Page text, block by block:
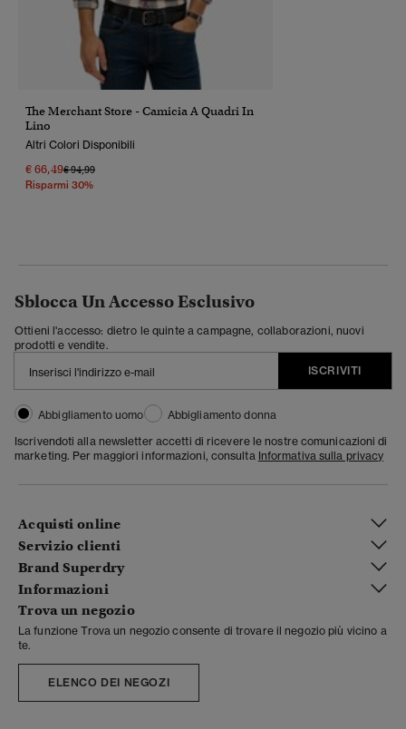
The Merchant Store - Camicia A Quadri In
Lino
Altri Colori Disponibili
€ 66,49Prezzo Ridotto Da
€ 94,99A
Risparmi 30%
Sblocca Un Accesso Esclusivo
Ottieni l'accesso: dietro le quinte a campagne, collaborazioni, nuovi
prodotti e vendite.
ISCRIVITI
Abbigliamento uomo
Abbigliamento donna
Iscrivendoti alla newsletter accetti di ricevere le nostre comunicazioni di
marketing. Per maggiori informazioni, consulta Informativa sulla privacy
Acquisti online
Servizio clienti
Brand Superdry
Informazioni
Trova un negozio
La funzione Trova un negozio consente di trovare il negozio più vicino a
te.
ELENCO DEI NEGOZI